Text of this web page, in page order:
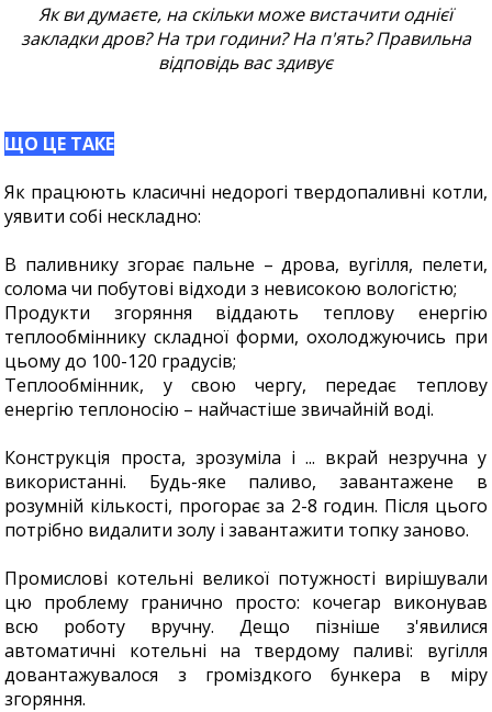
Як ви думаєте, на скільки може вистачити однієї
закладки дров? На три години? На п'ять? Правильна
відповідь вас здивує
ЩО ЦЕ ТАКЕ
Як працюють класичні недорогі твердопаливні котли,
уявити собі нескладно:
В паливнику згорає пальне – дрова, вугілля, пелети,
солома чи побутові відходи з невисокою вологістю;
Продукти згоряння віддають теплову енергію
теплообміннику складної форми, охолоджуючись при
цьому до 100-120 градусів;
Теплообмінник, у свою чергу, передає теплову
енергію теплоносію – найчастіше звичайній воді.
Конструкція проста, зрозуміла і ... вкрай незручна у
використанні. Будь-яке паливо, завантажене в
розумній кількості, прогорає за 2-8 годин. Після цього
потрібно видалити золу і завантажити топку заново.
Промислові котельні великої потужності вирішували
цю проблему гранично просто: кочегар виконував
всю роботу вручну. Дещо пізніше з'явилися
автоматичні котельні на твердому паливі: вугілля
довантажувалося з громіздкого бункера в міру
згоряння.